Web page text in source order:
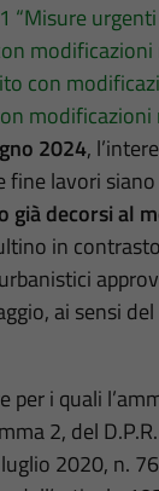
“Misure
con
modificazioni
2024,
fine lavori
decorsi al
in
ai sensi
per i quali
2, del
2020, n.